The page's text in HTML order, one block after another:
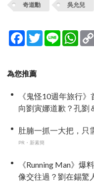
奇道勳 吳允兒
Facebook
TwitterLine
為您推薦
《鬼怪10週年旅行
向劉寅娜道歉？孔劉
肚腩一抓一大把，只
PR・新素簡
《Running Man》爆
像交往過？劉在錫驚